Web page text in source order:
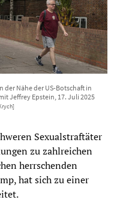
der Nähe der US-Botschaft in
Jeffrey Epstein, 17. Juli 2025
Sexualstraftäter
zu zahlreichen
herrschenden
hat sich zu einer